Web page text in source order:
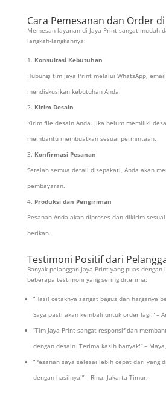
Cara Pemesanan dan Order
Memesan layanan di Jaya Print sangat mudah
langkah-langkahnya:
Konsultasi Kebutuhan
Hubungi tim Jaya Print melalui WhatsApp,
mendiskusikan kebutuhan Anda.
Kirim Desain
Kirim file desain Anda. Jika belum memiliki
membantu membuatkan sesuai permintaan.
Konfirmasi Pesanan
Setelah semua detail disepakati, Anda akan
pembayaran.
Produksi dan Pengiriman
Pesanan Anda akan diproses dan dikirim
berikan.
Testimoni Positif dari
Banyak pelanggan Jaya Print yang puas
beberapa testimoni yang sering diterima:
“Hasil cetaknya sangat bagus dan harganya
Saya pasti akan kembali untuk order lagi!” –
“Tim Jaya Print sangat responsif dan
dengan desain. Terima kasih banyak!” –
“Pesanan saya selesai lebih cepat dari yang
dengan hasilnya!” – Rina, Jakarta Timur.